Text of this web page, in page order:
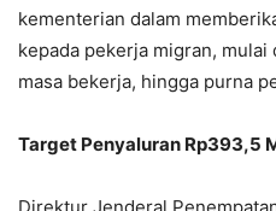
kementerian dalam
kepada pekerja migran,
masa bekerja, hingga purna
Target Penyaluran Rp393,5